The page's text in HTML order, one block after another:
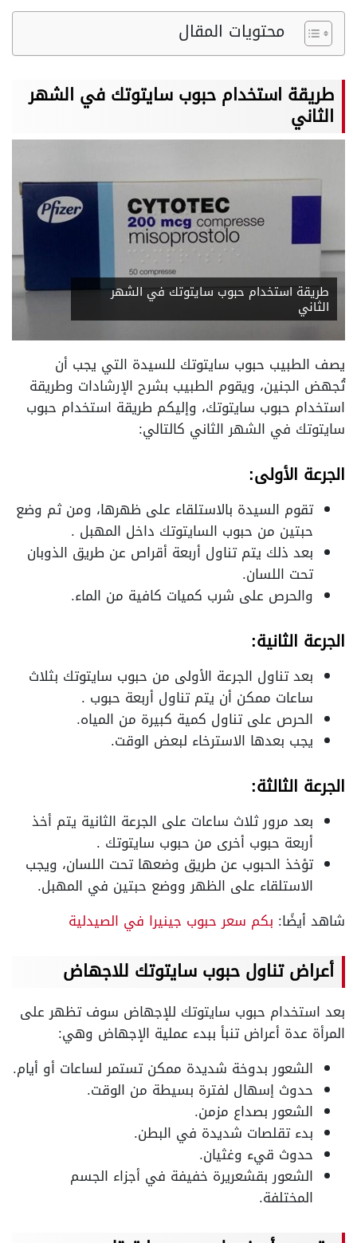
محتويات المقال
طريقة استخدام حبوب سايتوتك في الشهر
الثاني
طريقة استخدام حبوب سايتوتك في الشهر
الثاني
يصف الطبيب حبوب سايتوتك للسيدة التي يجب أن
تُجهض الجنين، ويقوم الطبيب بشرح الإرشادات وطريقة
استخدام حبوب سايتوتك، وإليكم طريقة استخدام حبوب
سايتوتك في الشهر الثاني كالتالي:
الجرعة الأولى:
تقوم السيدة بالاستلقاء على ظهرها، ومن ثم وضع
حبتين من حبوب السايتوتك داخل المهبل .
بعد ذلك يتم تناول أربعة أقراص عن طريق الذوبان
تحت اللسان.
والحرص على شرب كميات كافية من الماء.
الجرعة الثانية:
بعد تناول الجرعة الأولى من حبوب سايتوتك بثلاث
ساعات ممكن أن يتم تناول أربعة حبوب .
الحرص على تناول كمية كبيرة من المياه.
يجب بعدها الاسترخاء لبعض الوقت.
الجرعة الثالثة:
بعد مرور ثلاث ساعات على الجرعة الثانية يتم أخذ
أربعة حبوب أخرى من حبوب سايتوتك .
تؤخذ الحبوب عن طريق وضعها تحت اللسان، ويجب
الاستلقاء على الظهر ووضع حبتين في المهبل.
شاهد أيضًا: بكم سعر حبوب جينيرا في الصيدلية
أعراض تناول حبوب سايتوتك للاجهاض
بعد استخدام حبوب سايتوتك للإجهاض سوف تظهر على
المرأة عدة أعراض تنبأ ببدء عملية الإجهاض وهي:
الشعور بدوخة شديدة ممكن تستمر لساعات أو أيام.
حدوث إسهال لفترة بسيطة من الوقت.
الشعور بصداع مزمن.
بدء تقلصات شديدة في البطن.
حدوث قيء وغثيان.
الشعور بقشعريرة خفيفة في أجزاء الجسم
المختلفة.